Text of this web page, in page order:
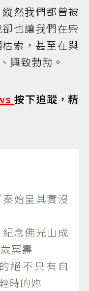
然我們都曾被
也讓我們在柴
索，甚至在與
興致勃勃。
按下追蹤，精
始皇其實沒
念佛光山成
冥壽
絕不只有自
時的妳